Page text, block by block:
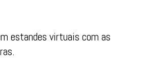
estandes virtuais com as